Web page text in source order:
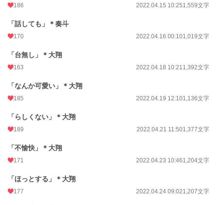
186 2022.04.15 10:251,559文字
「話しても」＊奏斗
170 2022.04.16 00:101,019文字
「台無し」＊大翔
163 2022.04.18 10:211,392文字
「なんか可愛い」＊大翔
185 2022.04.19 12:101,136文字
「らしくない」＊大翔
189 2022.04.21 11:501,377文字
「不愉快」＊大翔
171 2022.04.23 10:461,204文字
「ほっとする」＊大翔
177 2022.04.24 09:021,207文字